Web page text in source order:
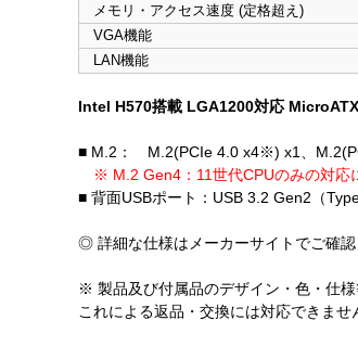
メモリ・アクセス速度 (定格超え)
VGA機能
LAN機能
Intel H570搭載 LGA1200対応
■ M.2： M.2(PCIe 4.0 x4※) x1、
※ M.2 Gen4：11世代CPUのみの対応
■ 背面USBポート：USB 3.2 Gen2（
◎ 詳細な仕様はメーカーサイトでご確認
※ 製品及び付属品のデザイン・色・仕
これによる返品・交換には対応できま